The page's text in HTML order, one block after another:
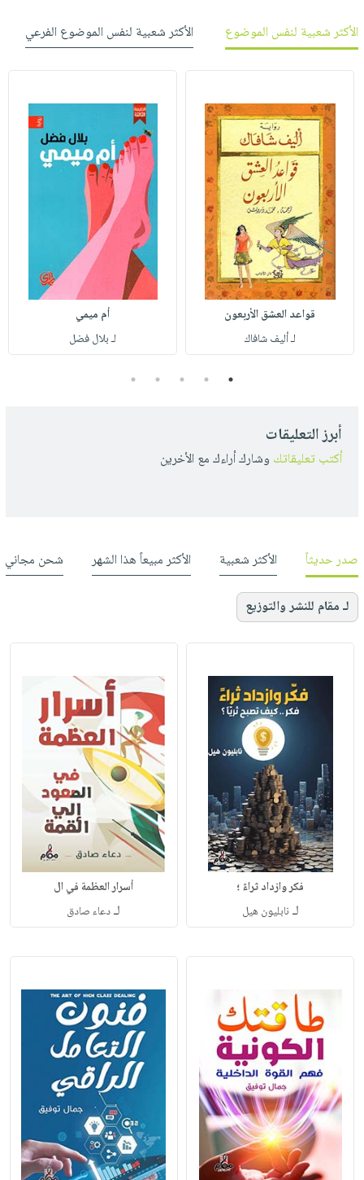
الأكثر شعبية لنفس الموضوع
الأكثر شعبية لنفس الموضوع الفرعي
قواعد العشق الأربعون
لـ أليف شافاك
أم ميمي
لـ بلال فضل
1
2
3
4
5
أبرز التعليقات
أكتب تعليقاتك وشارك أراءك مع الأخرين
صدر حديثاً الأكثر شعبية الأكثر مبيعاً هذا الشهر شحن مجاني
لـ مقام للنشر والتوزيع
فكر وازداد ثراءً ؛
لـ نابليون هيل
أسرار العظمة في ال
لـدعاء صادق